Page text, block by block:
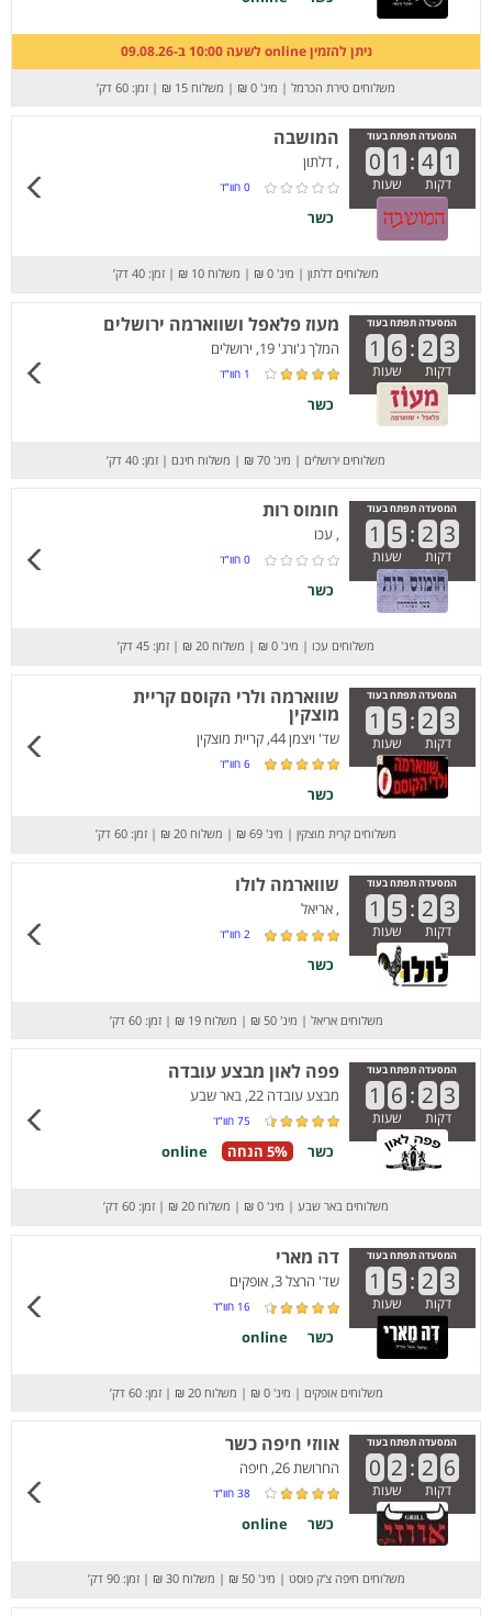
ניתן להזמין online לשעה 10:00 ב-09.08.26
משלוחים טירת הכרמל | מינ' 0 ₪ | משלוח 15 ₪ | זמן: 60 דק’
המסעדה תפתח בעוד
0 1 : 4 1
דקות שעות
המושבה
, דלתון
0 חוו”ד
כשר
משלוחים דלתון | מינ' 0 ₪ | משלוח 10 ₪ | זמן: 40 דק’
המסעדה תפתח בעוד
1 6 : 2 3
דקות שעות
מעוז פלאפל ושווארמה ירושלים
המלך ג'ורג' 19, ירושלים
1 חוו”ד
כשר
משלוחים ירושלים | מינ' 70 ₪ | משלוח חינם | זמן: 40 דק’
המסעדה תפתח בעוד
1 5 : 2 3
דקות שעות
חומוס רות
, עכו
0 חוו”ד
כשר
משלוחים עכו | מינ' 0 ₪ | משלוח 20 ₪ | זמן: 45 דק’
המסעדה תפתח בעוד
1 5 : 2 3
דקות שעות
שווארמה ולרי הקוסם קריית
מוצקין
שד' ויצמן 44, קריית מוצקין
6 חוו”ד
כשר
משלוחים קרית מוצקין | מינ' 69 ₪ | משלוח 20 ₪ | זמן: 60 דק’
המסעדה תפתח בעוד
1 5 : 2 3
דקות שעות
שווארמה לולו
, אריאל
2 חוו”ד
כשר
משלוחים אריאל | מינ' 50 ₪ | משלוח 19 ₪ | זמן: 60 דק’
המסעדה תפתח בעוד
1 6 : 2 3
דקות שעות
פפה לאון מבצע עובדה
מבצע עובדה 22, באר שבע
75 חוו”ד
כשר 5% הנחה online
משלוחים באר שבע | מינ' 0 ₪ | משלוח 20 ₪ | זמן: 60 דק’
המסעדה תפתח בעוד
1 5 : 2 3
דקות שעות
דה מארי
שד' הרצל 3, אופקים
16 חוו”ד
כשר online
משלוחים אופקים | מינ' 0 ₪ | משלוח 20 ₪ | זמן: 60 דק’
המסעדה תפתח בעוד
0 2 : 2 6
דקות שעות
אווזי חיפה כשר
החרושת 26, חיפה
38 חוו”ד
כשר online
משלוחים חיפה צ'ק פוסט | מינ' 50 ₪ | משלוח 30 ₪ | זמן: 90 דק’